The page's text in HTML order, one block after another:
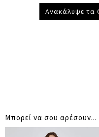
Ανακάλυψε τα
Μπορεί να σου αρέσουν...